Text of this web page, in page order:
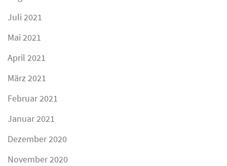
Juli 2021
Mai 2021
April 2021
März 2021
Februar 2021
Januar 2021
Dezember 2020
November 2020